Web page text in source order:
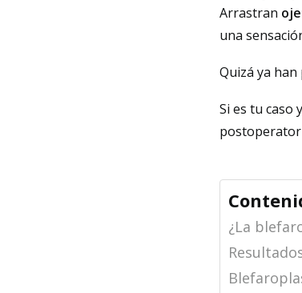
Arrastran
una
Quizá ya
Si es tu caso
¿La